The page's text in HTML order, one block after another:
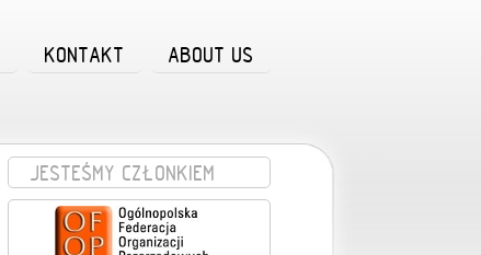
ABOUT US
KONTAKT
JESTEŚMY CZŁONKIEM